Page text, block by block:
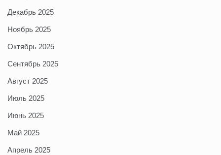
Декабрь 2025
Ноябрь 2025
Октябрь 2025
Сентябрь 2025
Август 2025
Июль 2025
Июнь 2025
Май 2025
Апрель 2025